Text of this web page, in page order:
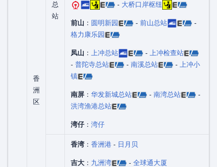
香
洲
区
总
站
- 大桥口岸枢纽
前山 ： 圆明新园 - 前山总站
-
格力康乐园
凤山 ： 上冲总站 -
上冲检查站
- 普陀寺总站 - 南溪总站 -
上冲小
镇
南屏 ： 华发新城总站 - 南湾总站
-
洪湾渔港总站
湾仔 ： 湾仔
香湾 ： 香洲港 - 日月贝
吉大 ： 九洲湾 - 全球通大厦